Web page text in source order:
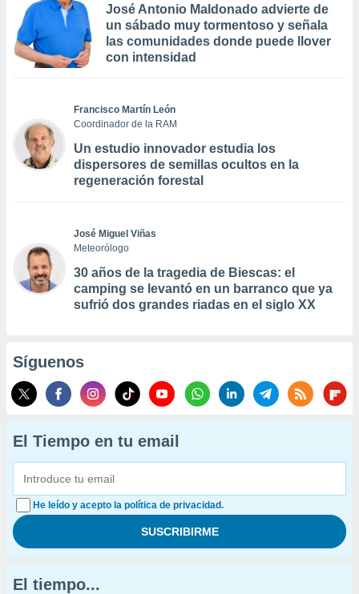
José Antonio Maldonado advierte de
un sábado muy tormentoso y señala
las comunidades donde puede llover
con intensidad
Francisco Martín León
Coordinador de la RAM
Un estudio innovador estudia los
dispersores de semillas ocultos en la
regeneración forestal
José Miguel Viñas
Meteorólogo
30 años de la tragedia de Biescas: el
camping se levantó en un barranco que ya
sufrió dos grandes riadas en el siglo XX
Síguenos
El Tiempo en tu email
He leído y acepto la política de privacidad.
El tiempo...